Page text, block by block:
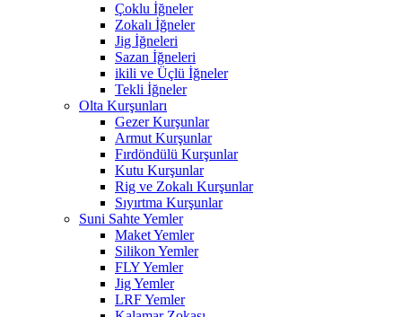
Çoklu İğneler
Zokalı İğneler
Jig İğneleri
Sazan İğneleri
ikili ve Üçlü İğneler
Tekli İğneler
Olta Kurşunları
Gezer Kurşunlar
Armut Kurşunlar
Fırdöndülü Kurşunlar
Kutu Kurşunlar
Rig ve Zokalı Kurşunlar
Sıyırtma Kurşunlar
Suni Sahte Yemler
Maket Yemler
Silikon Yemler
FLY Yemler
Jig Yemler
LRF Yemler